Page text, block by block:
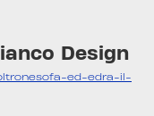
Design
ed-edra-il-